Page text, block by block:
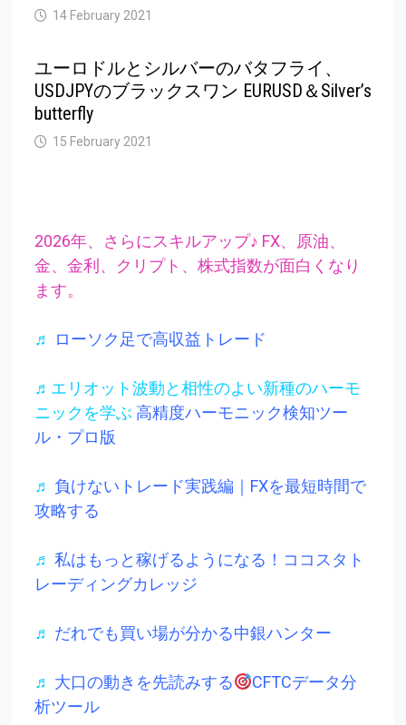
14 February 2021
ユーロドルとシルバーのバタフライ、
USDJPYのブラックスワン EURUSD＆Silver’s
butterfly
15 February 2021
2026年、さらにスキルアップ♪ FX、原油、
金、金利、クリプト、株式指数が面白くなり
ます。
♬ ローソク足で高収益トレード
♬エリオット波動と相性のよい新種のハーモ
ニックを学ぶ 高精度ハーモニック検知ツー
ル・プロ版
♬ 負けないトレード実践編｜FXを最短時間で
攻略する
♬ 私はもっと稼げるようになる！ココスタト
レーディングカレッジ
♬ だれでも買い場が分かる中銀ハンター
♬ 大口の動きを先読みする
CFTCデータ分
析ツール